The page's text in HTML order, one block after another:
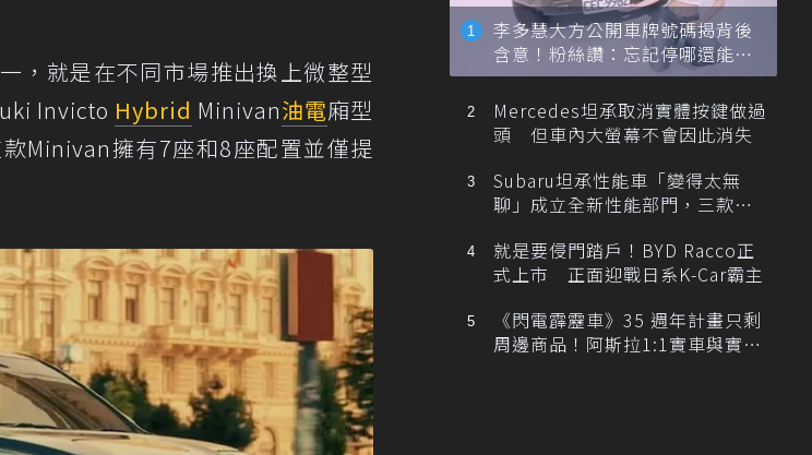
，就是在不同市場推出換上微整型
Invicto Hybrid Minivan油電廂型
Minivan擁有7座和8座配置並僅提
李多慧大方公開車牌號碼揭背後
含意！粉絲讚：忘記停哪還能幫
忙找車
Mercedes坦承取消實體按鍵做過
頭 但車內大螢幕不會因此消失
Subaru坦承性能車「變得太無
聊」成立全新性能部門，三款手
就是要侵門踏戶！BYD Racco正
式上市 正面迎戰日系K-Car霸主
《閃電霹靂車》35 週年計畫只剩
周邊商品！阿斯拉1:1實車與實體